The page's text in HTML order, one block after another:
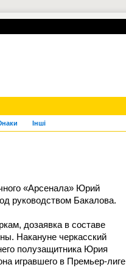
Інші
«Арсенала» Юрий
руководством Бакалова.
дозаявка в составе
Накануне черкасский
полузащитника Юрия
игравшего в Премьер-лиге